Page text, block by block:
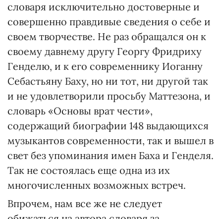
словаря исключительно достоверные и
совершенно правдивые сведения о себе и
своем творчестве. Не раз обращался он к
своему давнему другу Георгу Фридриху
Генделю, и к его современнику Иоганну
Себастьяну Баху, но ни тот, ни другой так
и не удовлетворили просьбу Маттезона, и
словарь «Основы врат чести»,
содержащий биографии 148 выдающихся
музыкантов современности, так и вышел в
свет без упоминания имен Баха и Генделя.
Так не состоялась еще одна из их
многочисленных возможных встреч.
Впрочем, нам все же не следует